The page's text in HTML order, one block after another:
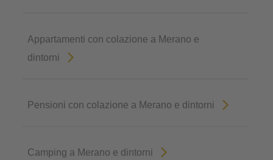
Appartamenti con colazione a Merano e
dintorni
Pensioni con colazione a Merano e dintorni
Camping a Merano e dintorni